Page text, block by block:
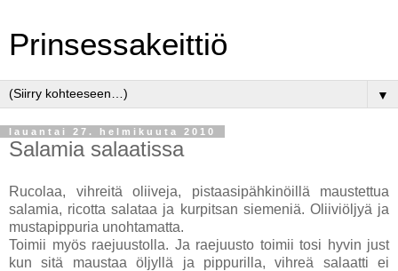
Prinsessakeittiö
▼
lauantai 27. helmikuuta 2010
Salamia salaatissa
Rucolaa, vihreitä oliiveja, pistaasipähkinöillä maustettua
salamia, ricotta salataa ja kurpitsan siemeniä. Oliiviöljyä ja
mustapippuria unohtamatta.
Toimii myös raejuustolla. Ja raejuusto toimii tosi hyvin just
kun sitä maustaa öljyllä ja pippurilla, vihreä salaatti ei